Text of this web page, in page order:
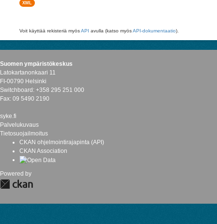
XML
Voit käyttää rekisteriä myösAPI avulla (katso myösAPI-dokumentaatio).
Suomen ympäristökeskus
Latokartanonkaari 11
FI-00790 Helsinki
Switchboard: +358 295 251 000
Fax: 09 5490 2190
syke.fi
Palvelukuvaus
Tietosuojailmoitus
CKAN ohjelmointirajapinta (API)
CKAN Association
Powered by